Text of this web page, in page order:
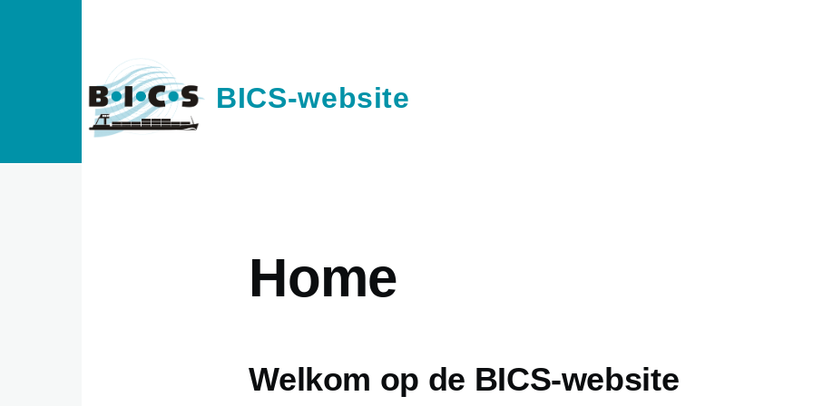
BICS-website
Home
Welkom op de BICS-website